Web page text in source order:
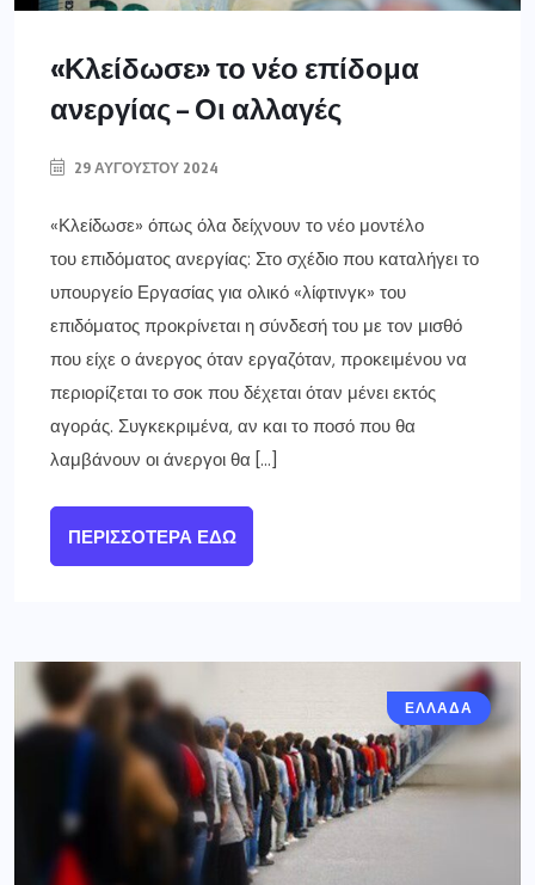
«Κλείδωσε» το νέο επίδομα
ανεργίας – Οι αλλαγές
29 ΑΥΓΟΎΣΤΟΥ 2024
«Κλείδωσε» όπως όλα δείχνουν το νέο μοντέλο
του επιδόματος ανεργίας: Στο σχέδιο που καταλήγει το
υπουργείο Εργασίας για ολικό «λίφτινγκ» του
επιδόματος προκρίνεται η σύνδεσή του με τον μισθό
που είχε ο άνεργος όταν εργαζόταν, προκειμένου να
περιορίζεται το σοκ που δέχεται όταν μένει εκτός
αγοράς. Συγκεκριμένα, αν και το ποσό που θα
λαμβάνουν οι άνεργοι θα […]
ΠΕΡΙΣΣΌΤΕΡΑ ΕΔΏ
ΕΛΛΑΔΑ